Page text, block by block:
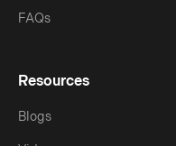
FAQs
Resources
Blogs